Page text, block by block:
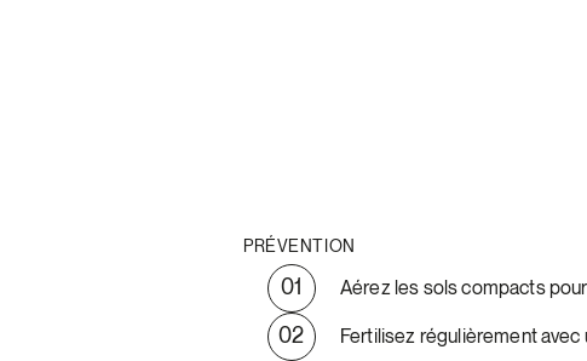
PRÉVENTION
Aérez les sols compacts
Fertilisez régulièrement avec